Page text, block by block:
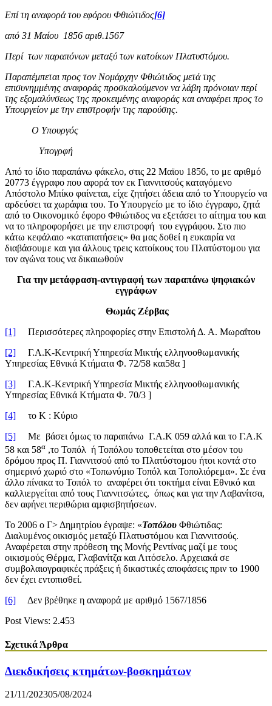
Επί τη αναφορά του εφόρου Φθιώτιδος[6]
από 31 Μαίου 1856 αριθ.1567
Περί των παραπόνων μεταξύ των κατοίκων Πλατυστόμου.
Παραπέμπεται προς τον Νομάρχην Φθιώτιδος μετά της
επισυνημμένης αναφοράς προσκαλούμενον να λάβη πρόνοιαν περί
της εξομαλύνσεως της προκειμένης αναφοράς και αναφέρει προς το
Υπουργείον με την επιστροφήν της παρούσης.
Ο Υπουργός
Υπογρφή
Από το ίδιο παραπάνω φάκελο, στις 22 Μαϊου 1856, το με αριθμό
20773 έγγραφο που αφορά τον εκ Γιαννιτσούς καταγόμενο
Απόστολο Μπίκο φαίνεται, είχε ζητήσει άδεια από το Υπουργείο να
αρδεύσει τα χωράφια του. Το Υπουργείο με το ίδιο έγγραφο, ζητά
από το Οικονομικό έφορο Φθιώτιδος να εξετάσει το αίτημα του και
να το πληροφορήσει με την επιστροφή του εγγράφου. Στο πιο
κάτω κεφάλαιο «καταπατήσεις» θα μας δοθεί η ευκαιρία να
διαβάσουμε και για άλλους τρεις κατοίκους του Πλατύστομου για
τον αγώνα τους να δικαιωθούν
Για την μετάφραση-αντιγραφή των παραπάνω ψηφιακών
εγγράφων
Θωμάς Ζέρβας
[1] Περισσότερες πληροφορίες στην Επιστολή Δ. Α. Μωραΐτου
[2] Γ.Α.Κ-Κεντρική Υπηρεσία Μικτής ελληνοοθωμανικής
Υπηρεσίας Εθνικά Κτήματα Φ. 72/58 και58α ]
[3] Γ.Α.Κ-Κεντρική Υπηρεσία Μικτής ελληνοοθωμανικής
Υπηρεσίας Εθνικά Κτήματα Φ. 70/3 ]
[4] το Κ : Κύριο
[5] Με βάσει όμως το παραπάνω Γ.Α.Κ 059 αλλά και το Γ.Α.Κ
58 και 58α ,το Τοπόλ ή Τοπόλου τοποθετείται στο μέσον του
δρόμου προς Π. Γιαννιτσού από το Πλατύστομου ήτοι κοντά στο
σημερινό χωριό στο «Τοπωνύμιο Τοπόλ και Τοπολιόρεμα». Σε ένα
άλλο πίνακα το Τοπόλ το αναφέρει ότι τοκτήμα είναι Εθνικό και
καλλιεργείται από τους Γιαννιτσώτες, όπως και για την Λαβανίτσα,
δεν αφήνει περιθώρια αμφισβητήσεων.
Το 2006 ο Γ> Δημητρίου έγραψε: «Τοπόλου Φθιώτιδας:
Διαλυμένος οικισμός μεταξύ Πλατυστόμου και Γιαννιτσούς.
Αναφέρεται στην πρόθεση της Μονής Ρεντίνας μαζί με τους
οικισμούς Θέρμα, Γλαβανίτζα και Λιτόσελο. Αρχειακά σε
συμβολαιογραφικές πράξεις ή δικαστικές αποφάσεις πριν το 1900
δεν έχει εντοπισθεί.
[6] Δεν βρέθηκε η αναφορά με αριθμό 1567/1856
Post Views: 2.453
Σχετικά Άρθρα
Διεκδικήσεις κτημάτων-βοσκημάτων
21/11/202305/08/2024